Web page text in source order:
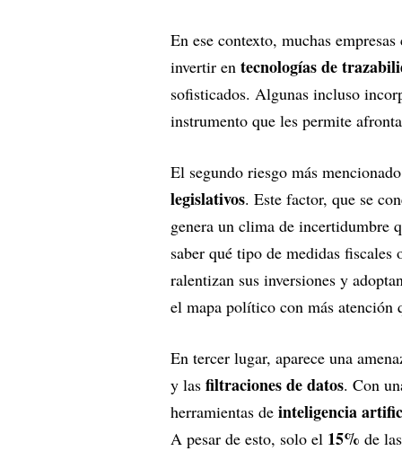
En ese contexto, muchas
invertir en tecnologías de
sofisticados. Algunas incluso
instrumento que les permite
El segundo riesgo más
legislativos. Este factor, que se
genera un clima de incertidumbre
saber qué tipo de medidas
ralentizan sus inversiones y
el mapa político con más atención
En tercer lugar, aparece una
y las filtraciones de datos. Con
herramientas de inteligencia
A pesar de esto, solo el 15% de